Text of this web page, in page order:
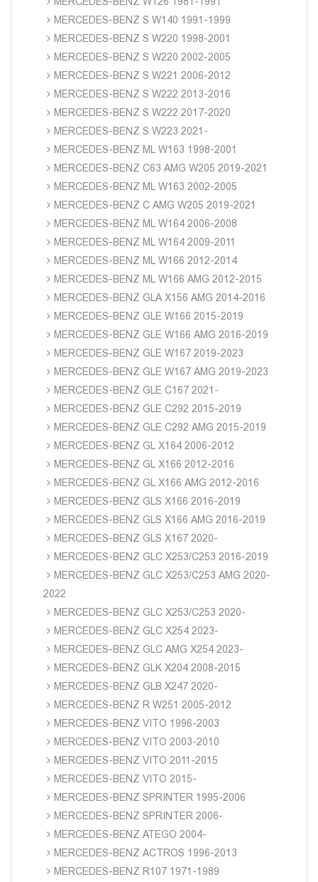
MERCEDES-BENZ S W140 1991-1999
MERCEDES-BENZ S W220 1998-2001
MERCEDES-BENZ S W220 2002-2005
MERCEDES-BENZ S W221 2006-2012
MERCEDES-BENZ S W222 2013-2016
MERCEDES-BENZ S W222 2017-2020
MERCEDES-BENZ S W223 2021-
MERCEDES-BENZ ML W163 1998-2001
MERCEDES-BENZ C63 AMG W205 2019-2021
MERCEDES-BENZ ML W163 2002-2005
MERCEDES-BENZ C AMG W205 2019-2021
MERCEDES-BENZ ML W164 2006-2008
MERCEDES-BENZ ML W164 2009-2011
MERCEDES-BENZ ML W166 2012-2014
MERCEDES-BENZ ML W166 AMG 2012-2015
MERCEDES-BENZ GLA X156 AMG 2014-2016
MERCEDES-BENZ GLE W166 2015-2019
MERCEDES-BENZ GLE W166 AMG 2016-2019
MERCEDES-BENZ GLE W167 2019-2023
MERCEDES-BENZ GLE W167 AMG 2019-2023
MERCEDES-BENZ GLE C167 2021-
MERCEDES-BENZ GLE C292 2015-2019
MERCEDES-BENZ GLE C292 AMG 2015-2019
MERCEDES-BENZ GL X164 2006-2012
MERCEDES-BENZ GL X166 2012-2016
MERCEDES-BENZ GL X166 AMG 2012-2016
MERCEDES-BENZ GLS X166 2016-2019
MERCEDES-BENZ GLS X166 AMG 2016-2019
MERCEDES-BENZ GLS X167 2020-
MERCEDES-BENZ GLC X253/C253 2016-2019
MERCEDES-BENZ GLC X253/C253 AMG 2020-
2022
MERCEDES-BENZ GLC X253/C253 2020-
MERCEDES-BENZ GLC X254 2023-
MERCEDES-BENZ GLC AMG X254 2023-
MERCEDES-BENZ GLK X204 2008-2015
MERCEDES-BENZ GLB X247 2020-
MERCEDES-BENZ R W251 2005-2012
MERCEDES-BENZ VITO 1996-2003
MERCEDES-BENZ VITO 2003-2010
MERCEDES-BENZ VITO 2011-2015
MERCEDES-BENZ VITO 2015-
MERCEDES-BENZ SPRINTER 1995-2006
MERCEDES-BENZ SPRINTER 2006-
MERCEDES-BENZ ATEGO 2004-
MERCEDES-BENZ ACTROS 1996-2013
MERCEDES-BENZ R107 1971-1989